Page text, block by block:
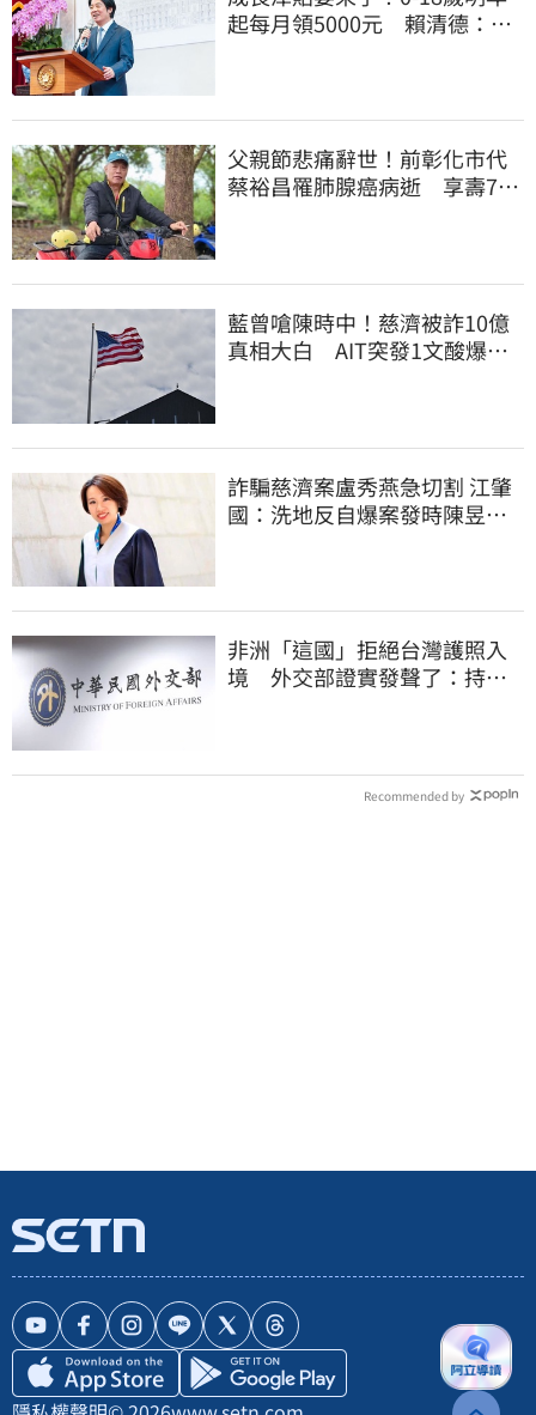
起每月領5000元 賴清德：此
父親節悲痛辭世！前彰化市代
蔡裕昌罹肺腺癌病逝 享壽71
藍曾嗆陳時中！慈濟被詐10億
真相大白 AIT突發1文酸爆…
詐騙慈濟案盧秀燕急切割 江肇
國：洗地反自爆案發時陳昱瑄
非洲「這國」拒絕台灣護照入
境 外交部證實發聲了：持續
Recommended by